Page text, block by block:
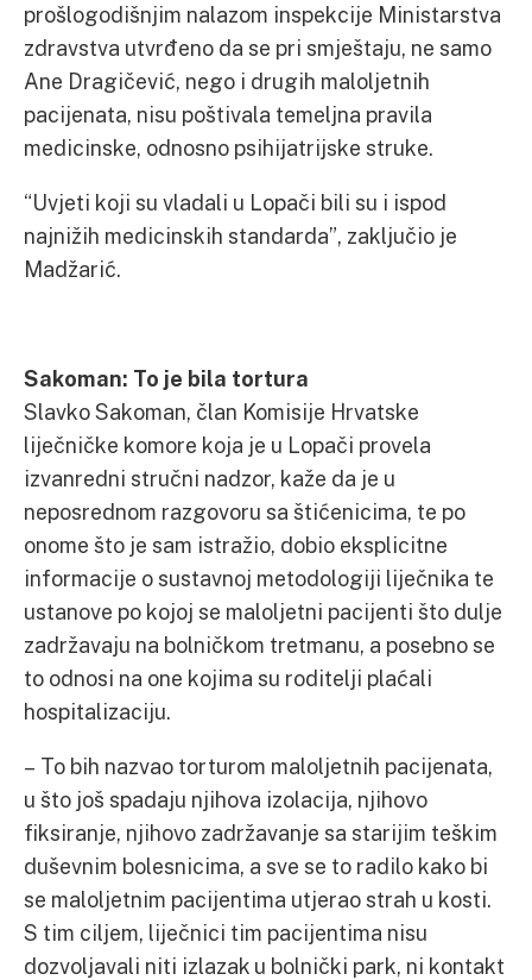
prošlogodišnjim nalazom inspekcije Ministarstva
zdravstva utvrđeno da se pri smještaju, ne samo
Ane Dragičević, nego i drugih maloljetnih
pacijenata, nisu poštivala temeljna pravila
medicinske, odnosno psihijatrijske struke.
“Uvjeti koji su vladali u Lopači bili su i ispod
najnižih medicinskih standarda”, zaključio je
Madžarić.
Sakoman: To je bila tortura
Slavko Sakoman, član Komisije Hrvatske
liječničke komore koja je u Lopači provela
izvanredni stručni nadzor, kaže da je u
neposrednom razgovoru sa štićenicima, te po
onome što je sam istražio, dobio eksplicitne
informacije o sustavnoj metodologiji liječnika te
ustanove po kojoj se maloljetni pacijenti što dulje
zadržavaju na bolničkom tretmanu, a posebno se
to odnosi na one kojima su roditelji plaćali
hospitalizaciju.
– To bih nazvao torturom maloljetnih pacijenata,
u što još spadaju njihova izolacija, njihovo
fiksiranje, njihovo zadržavanje sa starijim teškim
duševnim bolesnicima, a sve se to radilo kako bi
se maloljetnim pacijentima utjerao strah u kosti.
S tim ciljem, liječnici tim pacijentima nisu
dozvoljavali niti izlazak u bolnički park, ni kontakt